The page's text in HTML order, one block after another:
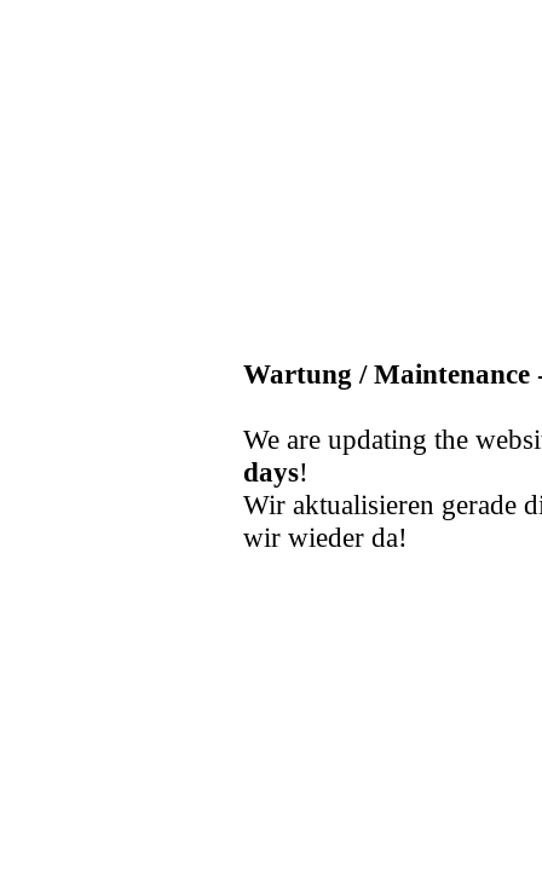
Wartung / Maintenance
We are updating the
days!
Wir aktualisieren gerade
wir wieder da!